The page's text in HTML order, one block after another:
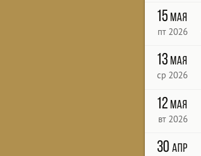
15мая
пт 2026
13мая
ср 2026
12мая
вт 2026
30апр